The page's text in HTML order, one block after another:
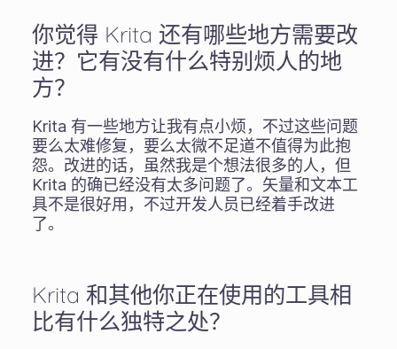
你觉得 Krita 还有哪些地方需要改
进？它有没有什么特别烦人的地
方？
Krita 有一些地方让我有点小烦，不过这些问题
要么太难修复，要么太微不足道不值得为此抱
怨。改进的话，虽然我是个想法很多的人，但
Krita 的确已经没有太多问题了。矢量和文本工
具不是很好用，不过开发人员已经着手改进
了。
Krita 和其他你正在使用的工具相
比有什么独特之处？